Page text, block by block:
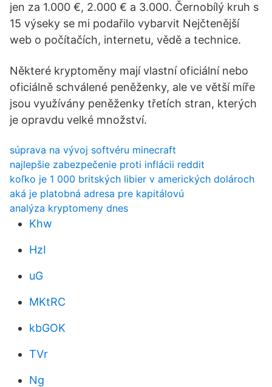
jen za 1.000 €, 2.000 € a 3.000. Černobílý kruh s
15 výseky se mi podařilo vybarvit Nejčtenější
web o počítačích, internetu, vědě a technice.
Některé kryptoměny mají vlastní oficiální nebo
oficiálně schválené peněženky, ale ve větší míře
jsou využívány peněženky třetích stran, kterých
je opravdu velké množství.
súprava na vývoj softvéru minecraft
najlepšie zabezpečenie proti inflácii reddit
koľko je 1 000 britských libier v amerických dolároch
aká je platobná adresa pre kapitálovú
analýza kryptomeny dnes
Khw
HzI
uG
MKtRC
kbGOK
TVr
Ng